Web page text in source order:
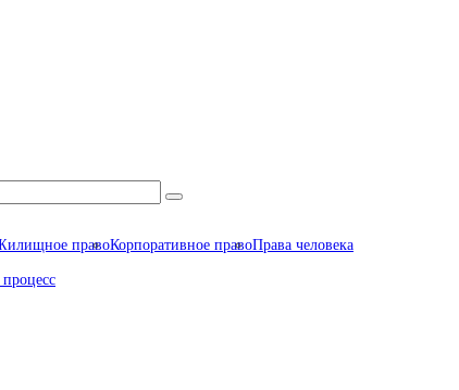
правоКорпоративное правоПрава человека